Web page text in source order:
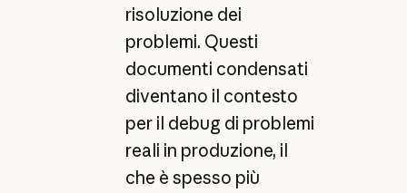
risoluzione dei
problemi. Questi
documenti condensati
diventano il contesto
per il debug di problemi
reali in produzione, il
che è spesso più